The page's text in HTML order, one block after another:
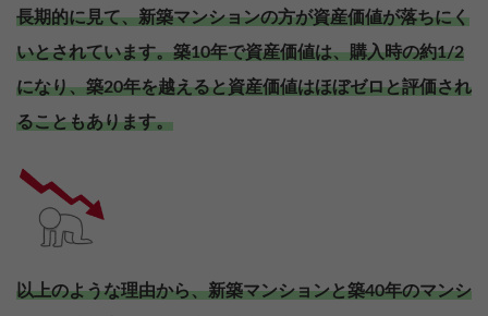
長期的に見て、新築マンションの方が資産価値が落ちにく
いとされています。築10年で資産価値は、購入時の約1/2
になり、築20年を越えると資産価値はほぼゼロと評価され
ることもあります。
以上のような理由から、新築マンションと築40年のマンシ